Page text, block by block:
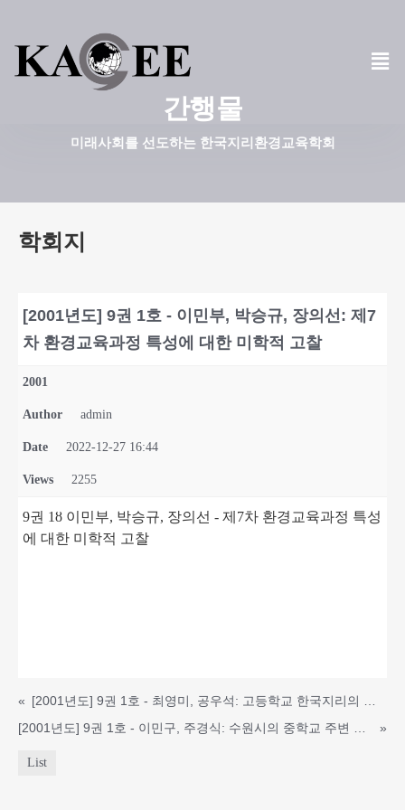
콘
텐
기
간행물
미래사회를 선도하는 한국지리환경교육학회
학회지
[2001년도] 9권 1호 - 이민부, 박승규, 장의선: 제7
차 환경교육과정 특성에 대한 미학적 고찰
2001
Author admin
Date 2022-12-27 16:44
Views 2255
9권 1ȣ 이민부, 박승규, 장의선 - 제7차 환경교육과정 특성
에 대한 미학적 고찰
«
»
List